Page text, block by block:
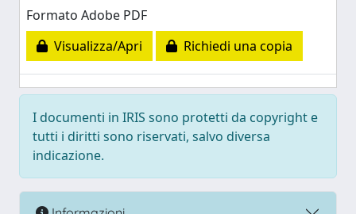
Formato Adobe PDF
Visualizza/Apri
Richiedi una copia
I documenti in IRIS sono protetti da copyright e
tutti i diritti sono riservati, salvo diversa
indicazione.